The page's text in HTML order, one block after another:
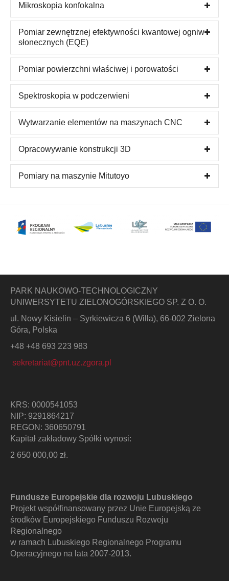
Mikroskopia konfokalna
Pomiar zewnętrznej efektywności kwantowej ogniw
słonecznych (EQE)
Pomiar powierzchni właściwej i porowatości
Spektroskopia w podczerwieni
Wytwarzanie elementów na maszynach CNC
Opracowywanie konstrukcji 3D
Pomiary na maszynie Mitutoyo
PARK NAUKOWO-TECHNOLOGICZNY
UNIWERSYTETU ZIELONOGÓRSKIEGO SP. Z O. O.
ul. Nowy Kisielin – Syrkiewicza 6 (Willa), 66-002 Zielona
Góra, Polska
+48 +48 693 223 983
sekretariat@pnt.uz.zgora.pl
KRS: 0000541053
NIP: 9291864217
REGON: 360650791
Kapitał zakładowy Spółki wynosi:
2 650 000,00 zł.
Fundusze Europejskie dla rozwoju Lubuskiego
Projekt współfinansowany przez Unie Europejską ze
środków Europejskiego Funduszu Rozwoju
Regionalnego
w ramach Lubuskiego Regionalnego Programu
Operacyjnego na lata 2007-2013.